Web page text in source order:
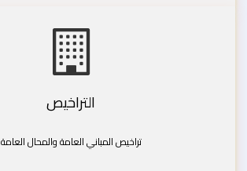
التراخيص
تراخيص المباني العامة والمحال العامة